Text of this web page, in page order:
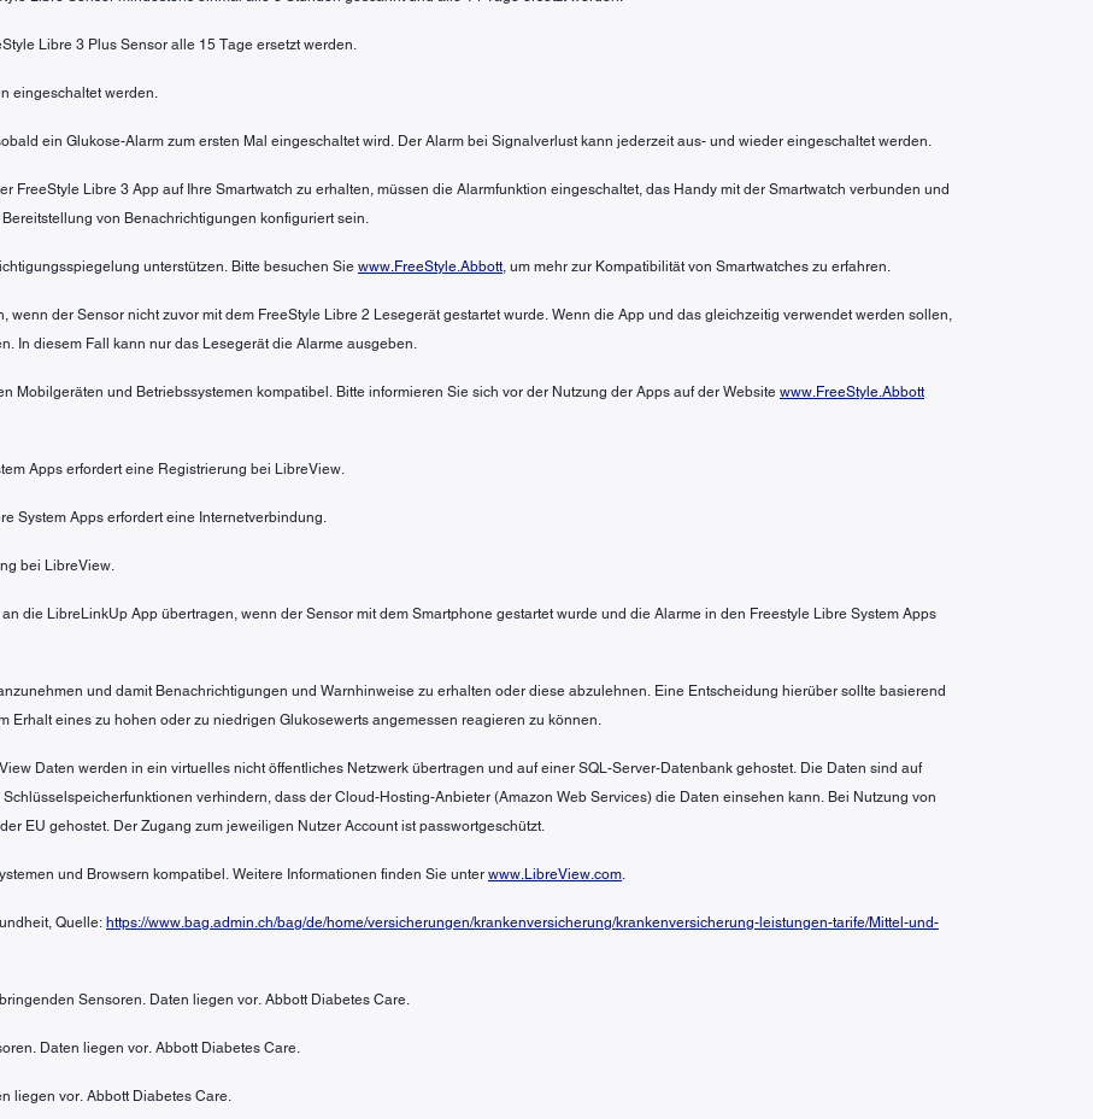
Libre 3 Plus Sensor alle 15 Tage ersetzt werden.
eingeschaltet werden.
ein Glukose-Alarm zum ersten Mal eingeschaltet wird. Der Alarm bei Signalverlust kann jederzeit aus- und wieder eingeschaltet werden.
FreeStyle Libre 3 App auf Ihre Smartwatch zu erhalten, müssen die Alarmfunktion eingeschaltet, das Handy mit der Smartwatch verbunden und
von Benachrichtigungen konfiguriert sein.
unterstützen. Bitte besuchen Sie www.FreeStyle.Abbott, um mehr zur Kompatibilität von Smartwatches zu erfahren.
wenn der Sensor nicht zuvor mit dem FreeStyle Libre 2 Lesegerät gestartet wurde. Wenn die App und das gleichzeitig verwendet werden sollen,
In diesem Fall kann nur das Lesegerät die Alarme ausgeben.
Mobilgeräten und Betriebssystemen kompatibel. Bitte informieren Sie sich vor der Nutzung der Apps auf der Website www.FreeStyle.Abbott
Apps erfordert eine Registrierung bei LibreView.
System Apps erfordert eine Internetverbindung.
bei LibreView.
die LibreLinkUp App übertragen, wenn der Sensor mit dem Smartphone gestartet wurde und die Alarme in den Freestyle Libre System Apps
und damit Benachrichtigungen und Warnhinweise zu erhalten oder diese abzulehnen. Eine Entscheidung hierüber sollte basierend
Erhalt eines zu hohen oder zu niedrigen Glukosewerts angemessen reagieren zu können.
Daten werden in ein virtuelles nicht öffentliches Netzwerk übertragen und auf einer SQL-Server-Datenbank gehostet. Die Daten sind auf
verhindern, dass der Cloud-Hosting-Anbieter (Amazon Web Services) die Daten einsehen kann. Bei Nutzung von
EU gehostet. Der Zugang zum jeweiligen Nutzer Account ist passwortgeschützt.
und Browsern kompatibel. Weitere Informationen finden Sie unter www.LibreView.com.
Quelle: https://www.bag.admin.ch/bag/de/home/versicherungen/krankenversicherung/krankenversicherung-leistungen-tarife/Mittel-und-
Sensoren. Daten liegen vor. Abbott Diabetes Care.
Daten liegen vor. Abbott Diabetes Care.
liegen vor. Abbott Diabetes Care.